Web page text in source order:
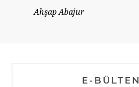
Ahşap Abajur
E-BÜLTEN